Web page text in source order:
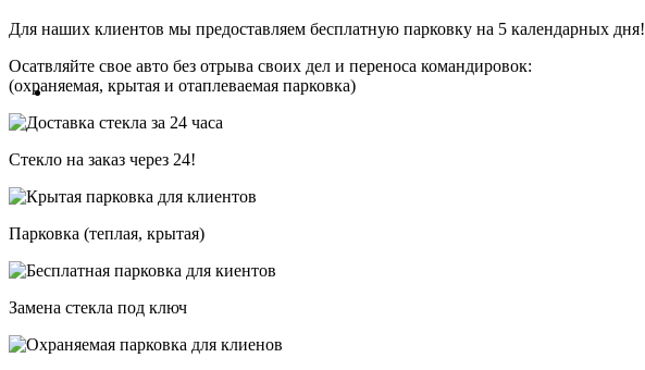
Для наших клиентов мы предоставляем бесплатную парковку на 5 календарных дня!
Осатвляйте свое авто без отрыва своих дел и переноса командировок:
(охраняемая, крытая и отаплеваемая парковка)
Стекло на заказ через 24!
Парковка (теплая, крытая)
Замена стекла под ключ